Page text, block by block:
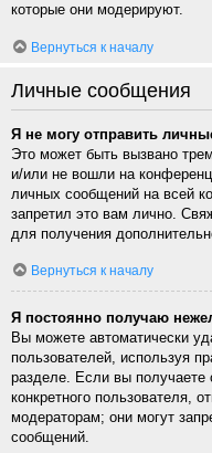
которые они модерируют.
Вернуться к началу
Личные сообщения
Я не могу отправить
Это может быть вызвано
и/или не вошли на
личных сообщений на всей
запретил это вам лично.
для получения
Вернуться к началу
Я постоянно получаю
Вы можете автоматически
пользователей, используя
разделе. Если вы получаете
конкретного пользователя,
модераторам; они могут
сообщений.